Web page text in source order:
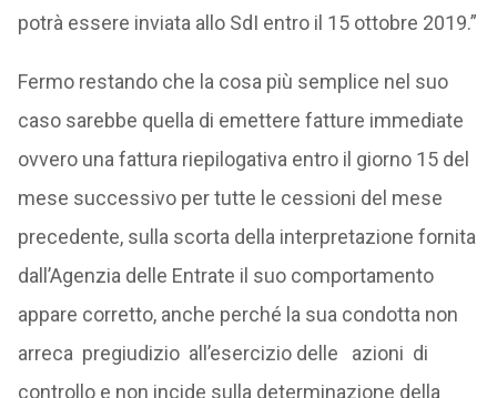
potrà essere inviata allo SdI entro il 15 ottobre 2019.”
Fermo restando che la cosa più semplice nel suo
caso sarebbe quella di emettere fatture immediate
ovvero una fattura riepilogativa entro il giorno 15 del
mese successivo per tutte le cessioni del mese
precedente, sulla scorta della interpretazione fornita
dall’Agenzia delle Entrate il suo comportamento
appare corretto, anche perché la sua condotta non
arreca pregiudizio all’esercizio delle azioni di
controllo e non incide sulla determinazione della